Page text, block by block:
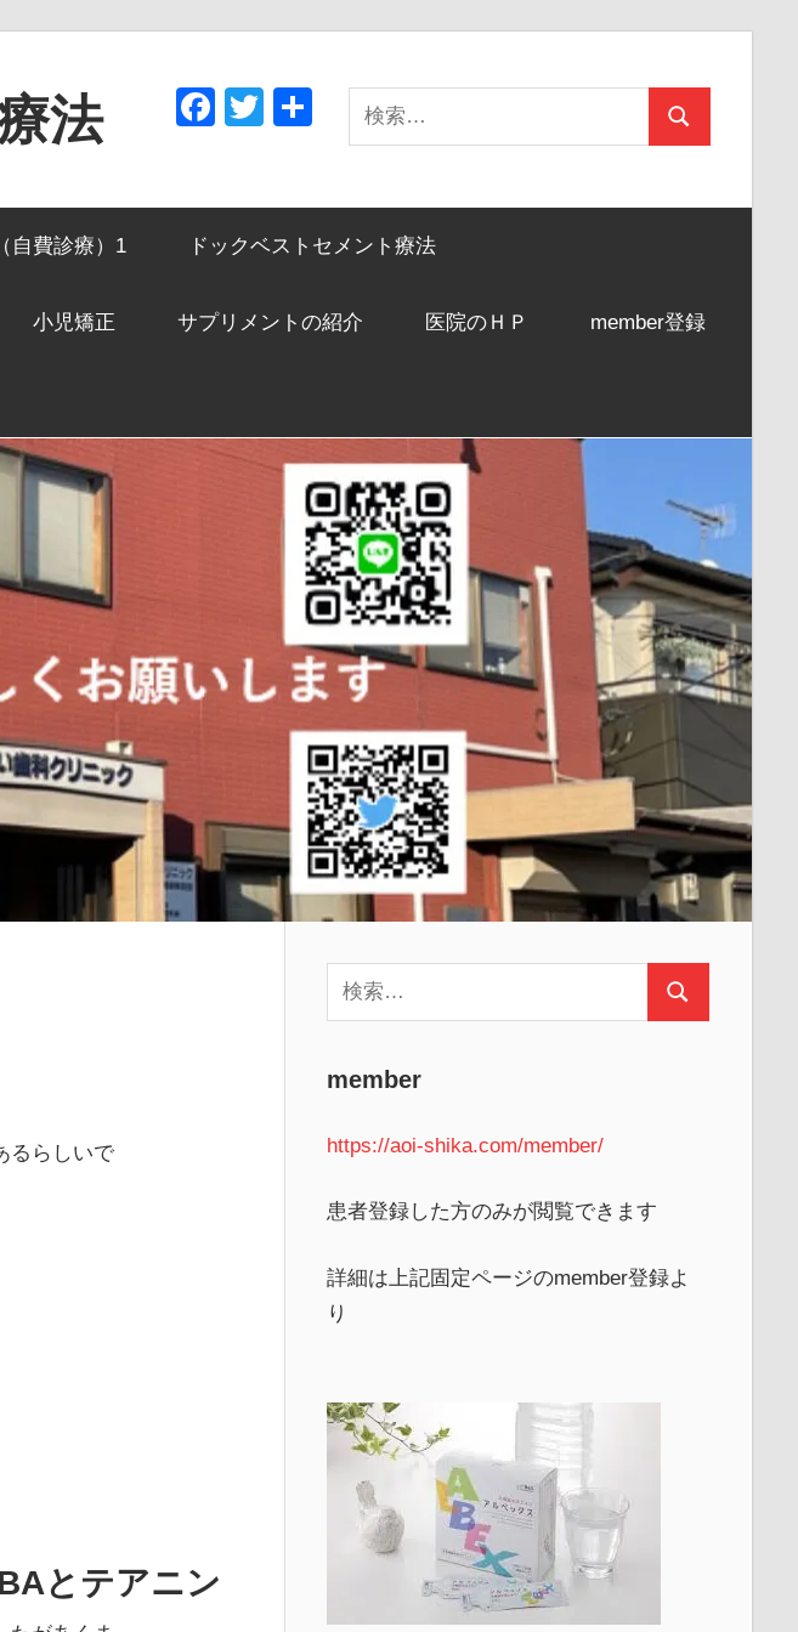
法
索:
検
Facebook
Twitter
有
自費診療）1 ドックベストセメント療法
小児矯正 サプリメントの紹介 医院のＨＰ member登録
るらしいで
とテアニン
索:
検
member
https://aoi-shika.com/member/
患者登録した方のみが閲覧できます
詳細は上記固定ページのmember登録よ
り